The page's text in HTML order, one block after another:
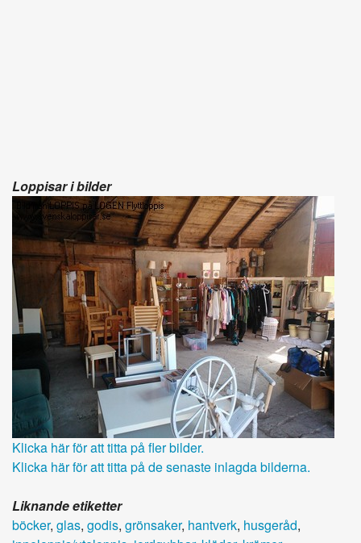
Loppisar i bilder
Klicka här för att titta på fler bilder.
Klicka här för att titta på de senaste inlagda bilderna.
Liknande etiketter
böcker, glas, godis, grönsaker, hantverk, husgeråd,